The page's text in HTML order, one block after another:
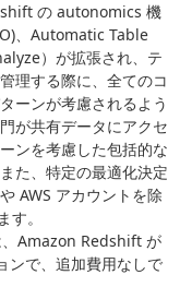
の autonomics 機
、Automatic Table
）が拡張され、テ
理する際に、全てのコ
ーンが考慮されるよう
が共有データにアクセ
ンを考慮した包括的な
た、特定の最適化決定
AWS アカウントを除
。
Amazon Redshift が
ンで、追加費用なしで